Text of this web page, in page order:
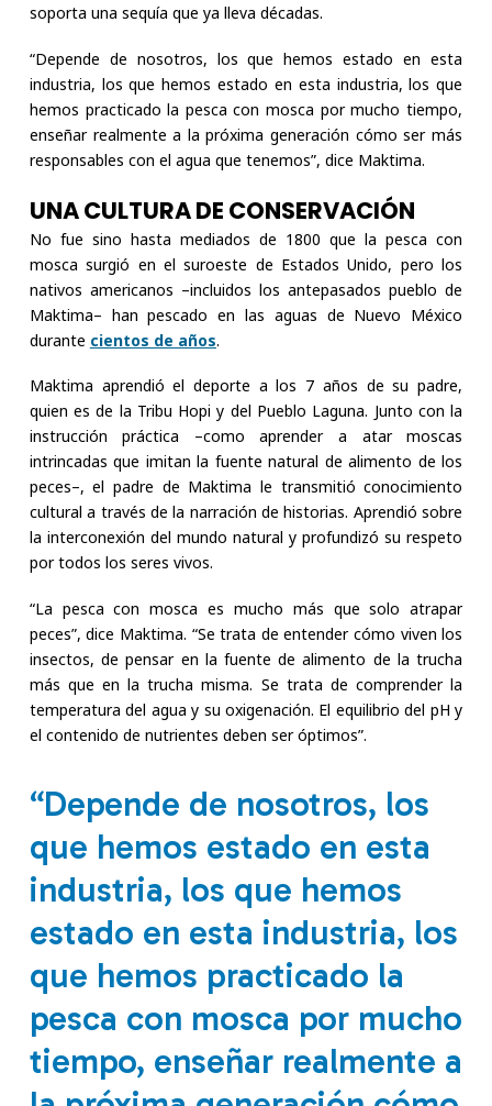
soporta una sequía que ya lleva décadas.
“Depende de nosotros, los que hemos estado en esta
industria, los que hemos estado en esta industria, los que
hemos practicado la pesca con mosca por mucho tiempo,
enseñar realmente a la próxima generación cómo ser más
responsables con el agua que tenemos”, dice Maktima.
UNA CULTURA DE CONSERVACIÓN
No fue sino hasta mediados de 1800 que la pesca con
mosca surgió en el suroeste de Estados Unido, pero los
nativos americanos –incluidos los antepasados pueblo de
Maktima– han pescado en las aguas de Nuevo México
durante cientos de años.
Maktima aprendió el deporte a los 7 años de su padre,
quien es de la Tribu Hopi y del Pueblo Laguna. Junto con la
instrucción práctica –como aprender a atar moscas
intrincadas que imitan la fuente natural de alimento de los
peces–, el padre de Maktima le transmitió conocimiento
cultural a través de la narración de historias. Aprendió sobre
la interconexión del mundo natural y profundizó su respeto
por todos los seres vivos.
“La pesca con mosca es mucho más que solo atrapar
peces”, dice Maktima. “Se trata de entender cómo viven los
insectos, de pensar en la fuente de alimento de la trucha
más que en la trucha misma. Se trata de comprender la
temperatura del agua y su oxigenación. El equilibrio del pH y
el contenido de nutrientes deben ser óptimos”.
“Depende de nosotros, los
que hemos estado en esta
industria, los que hemos
estado en esta industria, los
que hemos practicado la
pesca con mosca por mucho
tiempo, enseñar realmente a